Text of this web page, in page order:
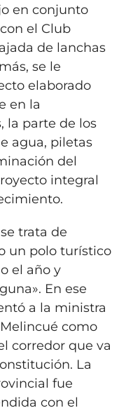
en conjunto
el Club
de lanchas
se le
elaborado
en la
la parte de los
agua, piletas
del
integral
trata de
un polo turístico
el año y
En ese
a la ministra
como
corredor que va
La
fue
con el